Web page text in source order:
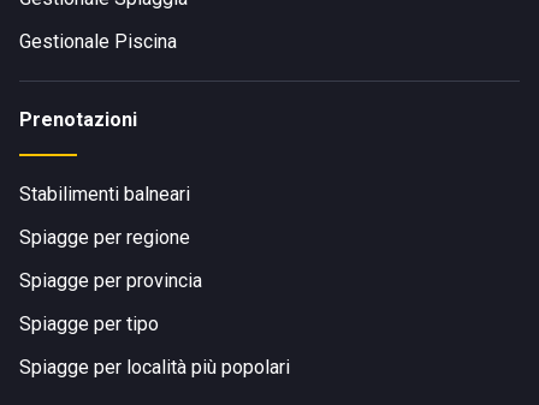
Gestionale Piscina
Prenotazioni
Stabilimenti balneari
Spiagge per regione
Spiagge per provincia
Spiagge per tipo
Spiagge per località più popolari